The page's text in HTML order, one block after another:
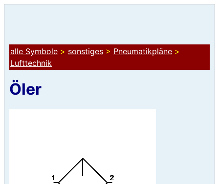
alle Symbole > sonstiges > Pneumatikpläne >
Lufttechnik
Öler